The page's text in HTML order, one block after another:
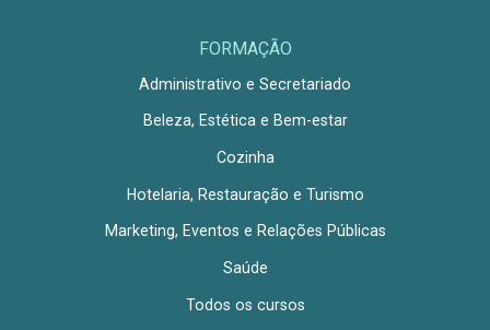
FORMAÇÃO
Administrativo e Secretariado
Beleza, Estética e Bem-estar
Cozinha
Hotelaria, Restauração e Turismo
Marketing, Eventos e Relações Públicas
Saúde
Todos os cursos